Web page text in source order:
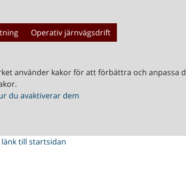
Operativ järnvägsdrift
använder kakor för att förbättra och anpassa
du avaktiverar dem